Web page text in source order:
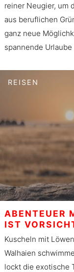
reiner Neugier, um
aus beruflichen
ganz neue
spannende
REISEN
ABENTEUER
IST
Kuscheln mit
Walhaien
lockt die exotische